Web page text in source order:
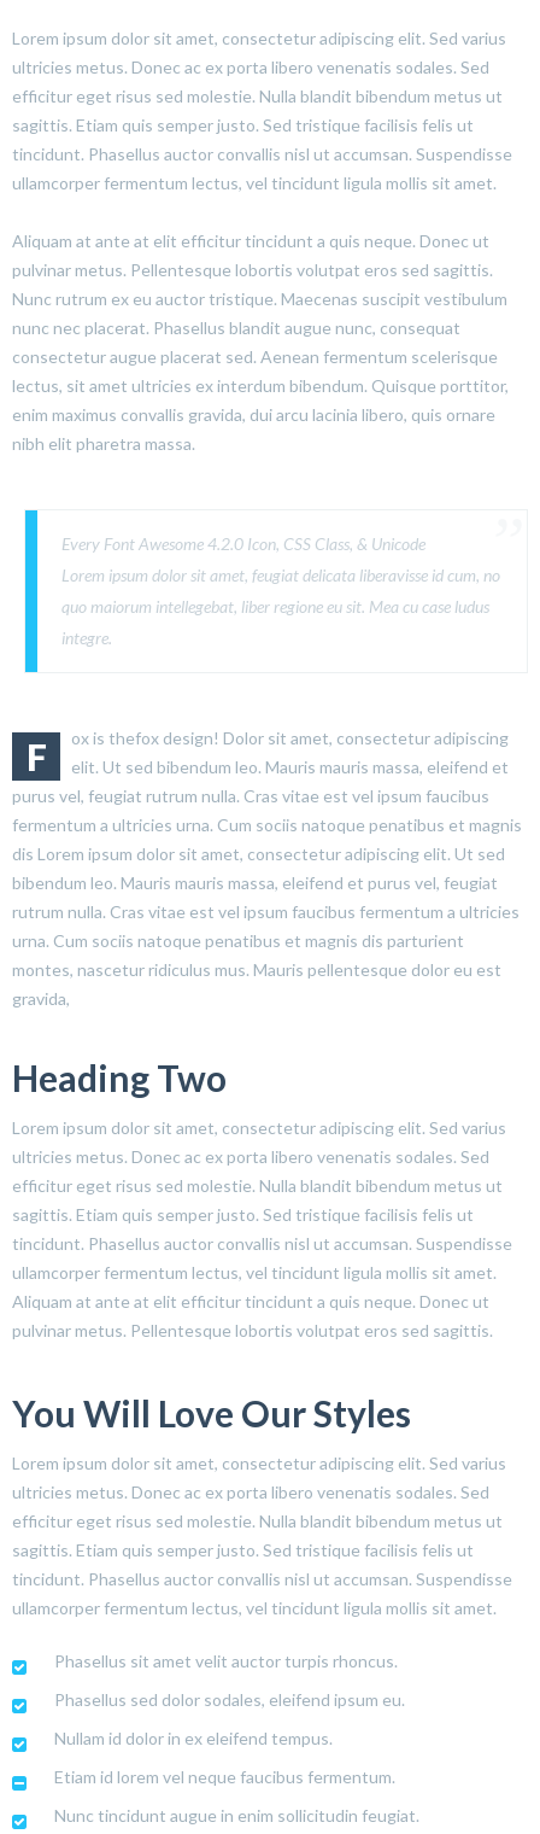
Lorem ipsum dolor sit amet, consectetur adipiscing elit. Sed varius
ultricies metus. Donec ac ex porta libero venenatis sodales. Sed
efficitur eget risus sed molestie. Nulla blandit bibendum metus ut
sagittis. Etiam quis semper justo. Sed tristique facilisis felis ut
tincidunt. Phasellus auctor convallis nisl ut accumsan. Suspendisse
ullamcorper fermentum lectus, vel tincidunt ligula mollis sit amet.
Aliquam at ante at elit efficitur tincidunt a quis neque. Donec ut
pulvinar metus. Pellentesque lobortis volutpat eros sed sagittis.
Nunc rutrum ex eu auctor tristique. Maecenas suscipit vestibulum
nunc nec placerat. Phasellus blandit augue nunc, consequat
consectetur augue placerat sed. Aenean fermentum scelerisque
lectus, sit amet ultricies ex interdum bibendum. Quisque porttitor,
enim maximus convallis gravida, dui arcu lacinia libero, quis ornare
nibh elit pharetra massa.
Every Font Awesome 4.2.0 Icon, CSS Class, & Unicode
Lorem ipsum dolor sit amet, feugiat delicata liberavisse id cum, no
quo maiorum intellegebat, liber regione eu sit. Mea cu case ludus
integre.
F
ox is thefox design! Dolor sit amet, consectetur adipiscing
elit. Ut sed bibendum leo. Mauris mauris massa, eleifend et
purus vel, feugiat rutrum nulla. Cras vitae est vel ipsum faucibus
fermentum a ultricies urna. Cum sociis natoque penatibus et magnis
dis Lorem ipsum dolor sit amet, consectetur adipiscing elit. Ut sed
bibendum leo. Mauris mauris massa, eleifend et purus vel, feugiat
rutrum nulla. Cras vitae est vel ipsum faucibus fermentum a ultricies
urna. Cum sociis natoque penatibus et magnis dis parturient
montes, nascetur ridiculus mus. Mauris pellentesque dolor eu est
gravida,
Heading Two
Lorem ipsum dolor sit amet, consectetur adipiscing elit. Sed varius
ultricies metus. Donec ac ex porta libero venenatis sodales. Sed
efficitur eget risus sed molestie. Nulla blandit bibendum metus ut
sagittis. Etiam quis semper justo. Sed tristique facilisis felis ut
tincidunt. Phasellus auctor convallis nisl ut accumsan. Suspendisse
ullamcorper fermentum lectus, vel tincidunt ligula mollis sit amet.
Aliquam at ante at elit efficitur tincidunt a quis neque. Donec ut
pulvinar metus. Pellentesque lobortis volutpat eros sed sagittis.
You Will Love Our Styles
Lorem ipsum dolor sit amet, consectetur adipiscing elit. Sed varius
ultricies metus. Donec ac ex porta libero venenatis sodales. Sed
efficitur eget risus sed molestie. Nulla blandit bibendum metus ut
sagittis. Etiam quis semper justo. Sed tristique facilisis felis ut
tincidunt. Phasellus auctor convallis nisl ut accumsan. Suspendisse
ullamcorper fermentum lectus, vel tincidunt ligula mollis sit amet.
Phasellus sit amet velit auctor turpis rhoncus.
Phasellus sed dolor sodales, eleifend ipsum eu.
Nullam id dolor in ex eleifend tempus.
Etiam id lorem vel neque faucibus fermentum.
Nunc tincidunt augue in enim sollicitudin feugiat.